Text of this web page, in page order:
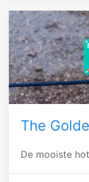
The
De mooiste